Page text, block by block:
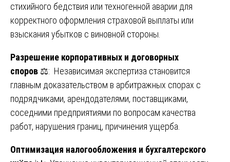
стихийного бедствия или техногенной аварии для
корректного оформления страховой выплаты или
взыскания убытков с виновной стороны.
Разрешение корпоративных и договорных
споров ⚖️: Независимая экспертиза становится
главным доказательством в арбитражных спорах с
подрядчиками, арендодателями, поставщиками,
соседними предприятиями по вопросам качества
работ, нарушения границ, причинения ущерба.
Оптимизация налогообложения и бухгалтерского